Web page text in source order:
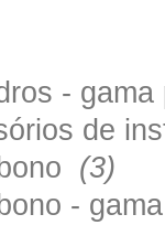
-
de
(3)
-